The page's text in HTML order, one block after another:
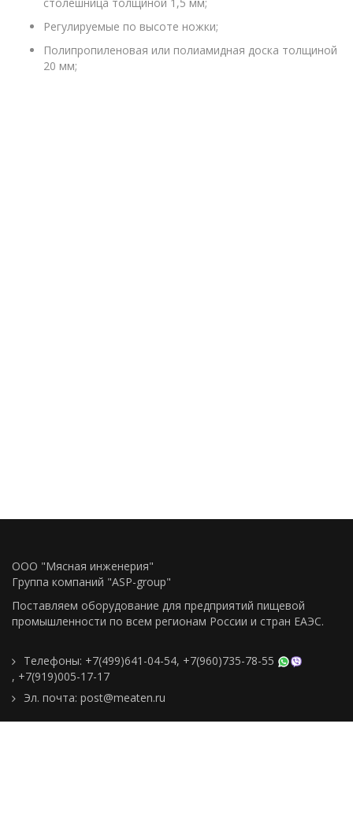
Регулируемые по высоте ножки;
Полипропиленовая или полиамидная доска толщиной
20 мм;
ООО "Мясная инженерия"
Группа компаний "ASP-group"
Поставляем оборудование для предприятий пищевой
промышленности по всем регионам Росcии и стран ЕАЭС.
Телефоны: +7(499)641-04-54, +7(960)735-78-55
, +7(919)005-17-17
Эл. почта: post@meaten.ru